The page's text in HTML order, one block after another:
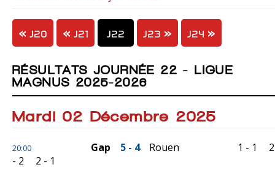
J20 J21 J22 J23 J24
RÉSULTATS JOURNÉE 22 - LIGUE
MAGNUS 2025-2026
Mardi 02 Décembre 2025
20:00 Gap 5 - 4 Rouen 1 - 1
2
- 2
2 - 1